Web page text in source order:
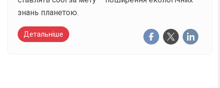
знань планетою.
Детальніше